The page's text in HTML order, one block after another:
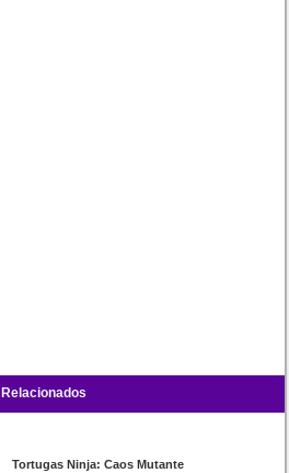
Relacionados
Tortugas Ninja: Caos Mutante